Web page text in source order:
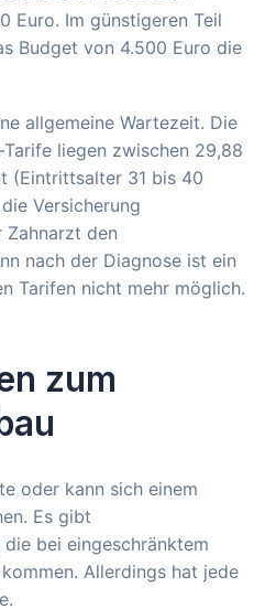
Euro. Im günstigeren Teil
Budget von 4.500 Euro die
allgemeine Wartezeit. Die
liegen zwischen 29,88
(Eintrittsalter 31 bis 40
Versicherung
Zahnarzt den
nach der Diagnose ist ein
Tarifen nicht mehr möglich.
zum
oder kann sich einem
Es gibt
bei eingeschränktem
Allerdings hat jede